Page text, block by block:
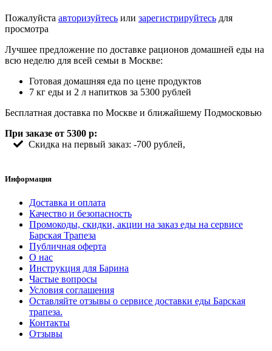
Пожалуйста авторизуйтесь или зарегистрируйтесь для
просмотра
Лучшее предложение по доставке рационов домашней еды на
всю неделю для всей семьи в Москве:
Готовая домашняя еда по цене продуктов
7 кг еды и 2 л напитков за 5300 рублей
Бесплатная доставка по Москве и ближайшему Подмосковью
При заказе от 5300 р:
Скидка на первый заказ: -700 рублей,
Информация
Доставка и оплата
Качество и безопасность
Промокоды, скидки, акции на заказ еды на сервисе
Барская Трапеза
Публичная оферта
О нас
Инструкция для Барина
Частые вопросы
Условия соглашения
Оставляйте отзывы о сервисе доставки еды Барская
трапеза.
Контакты
Отзывы